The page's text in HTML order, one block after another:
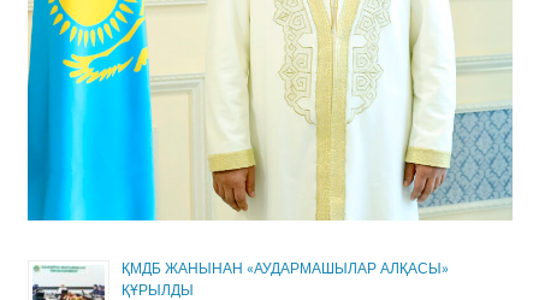
ҚМДБ ЖАНЫНАН «АУДАРМАШЫЛАР АЛҚАСЫ»
ҚҰРЫЛДЫ